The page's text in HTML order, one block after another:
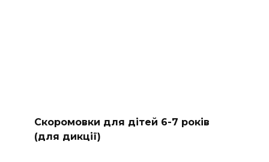
Скоромовки для дітей 6-7 років
(для дикції)